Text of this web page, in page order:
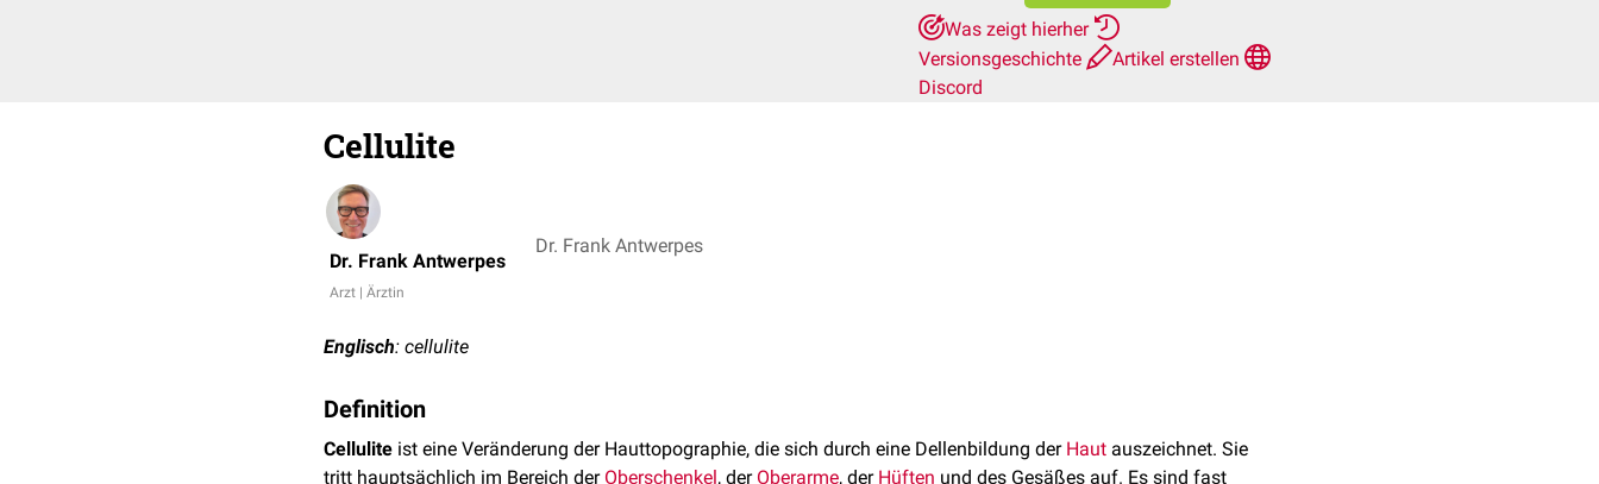
Was zeigt hierher
Versionsgeschichte
Artikel erstellen
Discord
Cellulite
Dr. Frank Antwerpes
Arzt | Ärztin
Dr. Frank Antwerpes
Englisch: cellulite
Definition
Cellulite ist eine Veränderung der Hauttopographie, die sich durch eine Dellenbildung der Haut auszeichnet. Sie
tritt hauptsächlich im Bereich der Oberschenkel, der Oberarme, der Hüften und des Gesäßes auf. Es sind fast